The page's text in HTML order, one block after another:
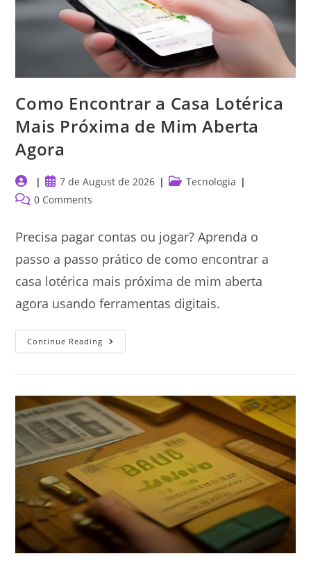
Como Encontrar a Casa Lotérica
Mais Próxima de Mim Aberta
Agora
Post
author:
Post
published:
7 de August de 2026
PostTecnologia
Post0 Comments
Precisa pagar contas ou jogar? Aprenda o
passo a passo prático de como encontrar a
casa lotérica mais próxima de mim aberta
agora usando ferramentas digitais.
Continue Reading Como
Encontrar
Próxima
De
Mim
Aberta
Agora